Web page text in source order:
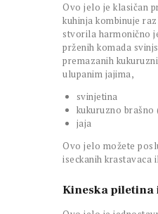
Ovo jelo je klasičan
kuhinja kombinuje
stvorila harmonično
prženih komada
premazanih
ulupanim jajima,
svinjetina
kukuruzno
jaja
Ovo jelo možete
iseckanih krastavaca
Kineska